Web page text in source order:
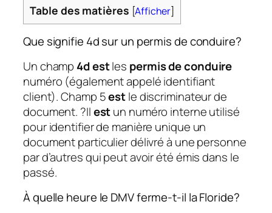
Table des matières [Afficher]
Que signifie 4d ​​sur un permis de conduire?
Un champ 4d estles permis de conduire
numéro (également appelé identifiant
client). Champ 5estle discriminateur de
document. ?Ilestun numéro interne utilisé
pour identifier de manière unique un
document particulier délivré à une personne
par d’autres qui peut avoir été émis dans le
passé.
À quelle heure le DMV ferme-t-il la Floride?